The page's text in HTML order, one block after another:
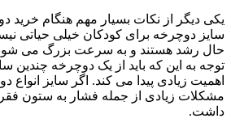
یکی دیگر از نکات بسیار مهم هنگام
سایز دوچرخه برای کودکان خیلی حیاتی
حال رشد هستند و به سرعت بزرگ می شوند.
توجه به این که باید از یک دوچرخه چندین
اهمیت زیادی پیدا می کند. اگر سایز
مشکلات زیادی از جمله فشار به ستون
داشت.